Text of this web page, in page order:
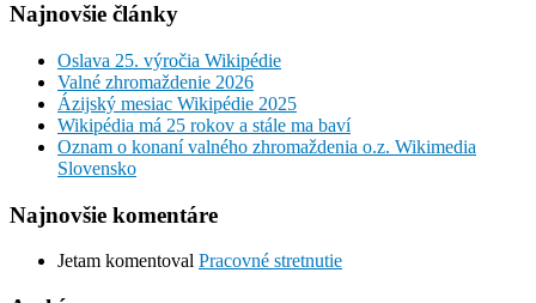
Najnovšie články
Oslava 25. výročia Wikipédie
Valné zhromaždenie 2026
Ázijský mesiac Wikipédie 2025
Wikipédia má 25 rokov a stále ma baví
Oznam o konaní valného zhromaždenia o.z. Wikimedia
Slovensko
Najnovšie komentáre
Jetam komentoval Pracovné stretnutie